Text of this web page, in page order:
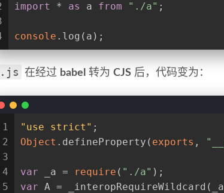
import
* as a from "./a" ;
console .log(a);
在经过 babel 转为 CJS 后，代码变为：
1
2
3
4
5
"use strict" ;
Object .defineProperty( exports ,
var _a = require ( "./a" );
var A =